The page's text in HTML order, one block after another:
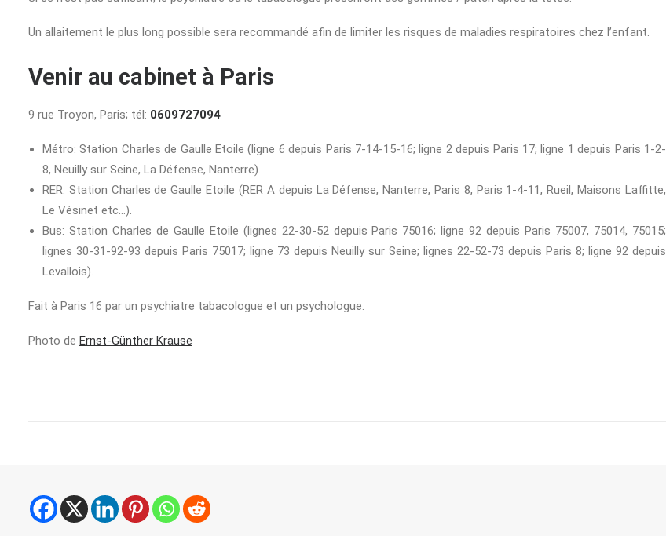
Un allaitement le plus long possible sera recommandé afin de limiter les risques de maladies respiratoires chez l’enfant.
Venir au cabinet à Paris
9 rue Troyon, Paris; tél: 0609727094
Métro: Station Charles de Gaulle Etoile (ligne 6 depuis Paris 7-14-15-16; ligne 2 depuis Paris 17; ligne 1 depuis Paris 1-2-
8, Neuilly sur Seine, La Défense, Nanterre).
RER: Station Charles de Gaulle Etoile (RER A depuis La Défense, Nanterre, Paris 8, Paris 1-4-11, Rueil, Maisons Laffitte,
Le Vésinet etc…).
Bus: Station Charles de Gaulle Etoile (lignes 22-30-52 depuis Paris 75016; ligne 92 depuis Paris 75007, 75014, 75015;
lignes 30-31-92-93 depuis Paris 75017; ligne 73 depuis Neuilly sur Seine; lignes 22-52-73 depuis Paris 8; ligne 92 depuis
Levallois).
Fait à Paris 16 par un psychiatre tabacologue et un psychologue.
Photo de Ernst-Günther Krause